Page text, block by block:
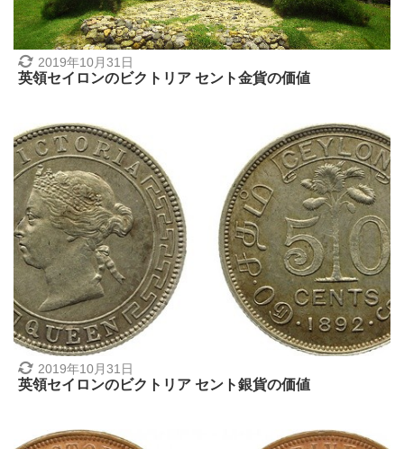
2019年10月31日
英領セイロンのビクトリア セント金貨の価値
2019年10月31日
英領セイロンのビクトリア セント銀貨の価値